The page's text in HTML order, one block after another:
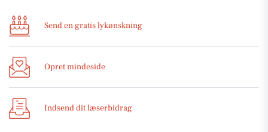
Send en gratis lykønskning
Opret mindeside
Indsend dit læserbidrag